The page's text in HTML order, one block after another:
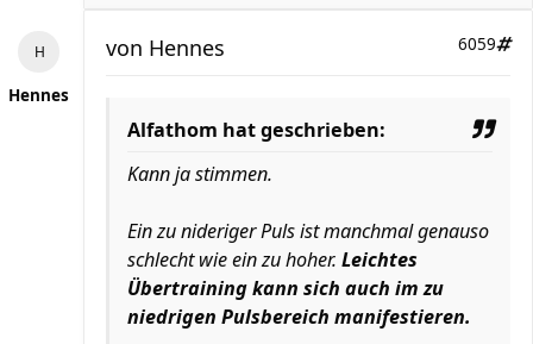
Hennes
6059
von Hennes
Alfathom hat geschrieben:
Kann ja stimmen.
Ein zu nideriger Puls ist manchmal genauso
schlecht wie ein zu hoher. Leichtes
Übertraining kann sich auch im zu
niedrigen Pulsbereich manifestieren.